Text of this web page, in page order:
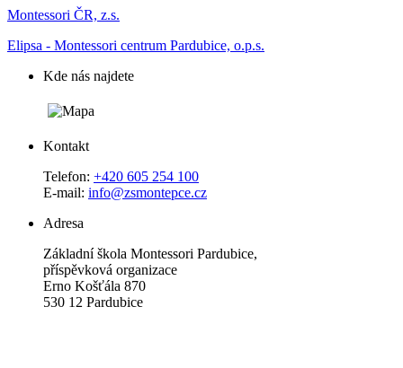
Montessori ČR, z.s.
Elipsa - Montessori centrum Pardubice, o.p.s.
Kde nás najdete
Kontakt
Telefon: +420 605 254 100
E-mail: info@zsmontepce.cz
Adresa
Základní škola Montessori Pardubice,
příspěvková organizace
Erno Košťála 870
530 12 Pardubice